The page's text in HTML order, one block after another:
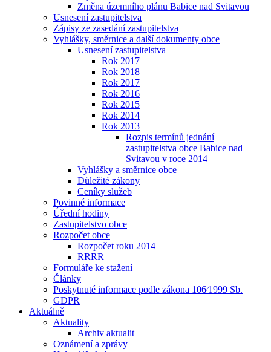
Změna územního plánu Babice nad Svitavou
Usnesení zastupitelstva
Zápisy ze zasedání zastupitelstva
Vyhlášky, směrnice a další dokumenty obce
Usnesení zastupitelstva
Rok 2017
Rok 2018
Rok 2017
Rok 2016
Rok 2015
Rok 2014
Rok 2013
Rozpis termínů jednání
zastupitelstva obce Babice nad
Svitavou v roce 2014
Vyhlášky a směrnice obce
Důležité zákony
Ceníky služeb
Povinné informace
Úřední hodiny
Zastupitelstvo obce
Rozpočet obce
Rozpočet roku 2014
RRRR
Formuláře ke stažení
Články
Poskytnuté informace podle zákona 106⁄1999 Sb.
GDPR
Aktuálně
Aktuality
Archiv aktualit
Oznámení a zprávy